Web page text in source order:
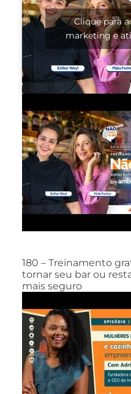
Clique para
marketing e
180 – Treinamento
tornar seu bar ou
mais seguro